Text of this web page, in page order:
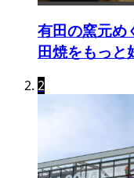
有田の窯元め
田焼をもっと
2